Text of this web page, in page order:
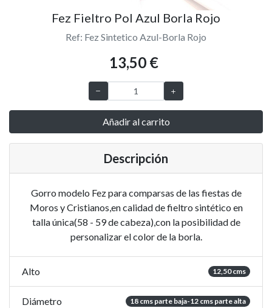
Fez Fieltro Pol Azul Borla Rojo
Ref: Fez Sintetico Azul-Borla Rojo
13,50 €
Añadir al carrito
Descripción
Gorro modelo Fez para comparsas de las fiestas de
Moros y Cristianos,en calidad de fieltro sintético en
talla única(58 - 59 de cabeza),con la posibilidad de
personalizar el color de la borla.
Alto 12,50 cms
Diámetro 18 cms parte baja-12 cms parte alta